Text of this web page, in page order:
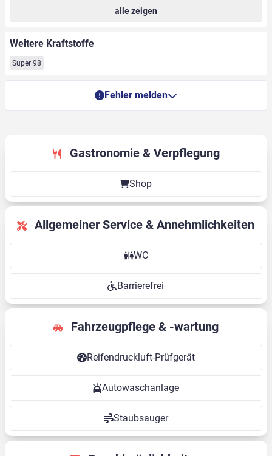
alle zeigen
Weitere Kraftstoffe
Super 98
Fehler melden
Gastronomie & Verpflegung
Shop
Allgemeiner Service & Annehmlichkeiten
WC
Barrierefrei
Fahrzeugpflege & -wartung
Reifendruckluft-Prüfgerät
Autowaschanlage
Staubsauger